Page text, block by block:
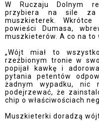
W Ruczaju Dolnym
przybiera na sile za
muszkieterek.
powieści Dumasa,
muszkieterów. A co na to
„Wójt miał to
rzeźbionym tronie w
popijał kawkę i
pytania petentów
żadnym wypadku, nic
podejrzewać, że
chip o właściwościach
Muszkieterki doradzą